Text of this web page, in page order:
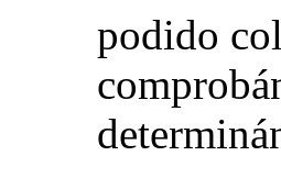
podido